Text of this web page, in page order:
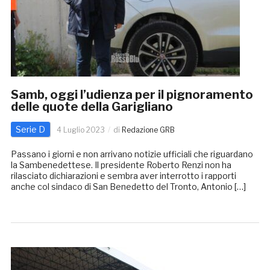
Samb, oggi l’udienza per il pignoramento
delle quote della Garigliano
Serie D 4 Luglio 2023 di Redazione GRB
Passano i giorni e non arrivano notizie ufficiali che riguardano
la Sambenedettese. Il presidente Roberto Renzi non ha
rilasciato dichiarazioni e sembra aver interrotto i rapporti
anche col sindaco di San Benedetto del Tronto, Antonio […]